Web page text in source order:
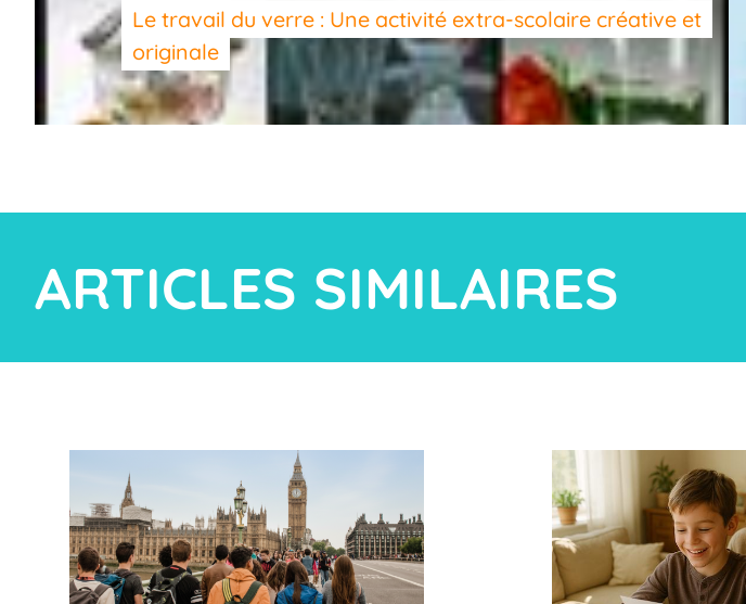
Le travail du verre : Une activité extra-scolaire créative et
originale
ARTICLES SIMILAIRES